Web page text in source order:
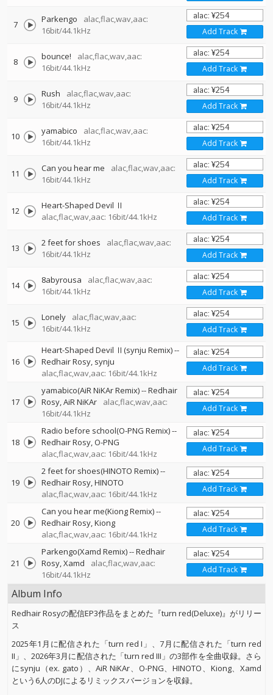
7 Parkengo
alac,flac,wav,aac:
16bit/44.1kHz
Add Track
8 bounce!
alac,flac,wav,aac:
16bit/44.1kHz
Add Track
9 Rush
alac,flac,wav,aac:
16bit/44.1kHz
Add Track
10 yamabico
alac,flac,wav,aac:
16bit/44.1kHz
Add Track
11 Can you hear me
alac,flac,wav,aac:
16bit/44.1kHz
Add Track
12
Heart-Shaped Devil Ⅱ
alac,flac,wav,aac: 16bit/44.1kHz
Add Track
13 2 feet for shoes
alac,flac,wav,aac:
16bit/44.1kHz
Add Track
14 8abyrousa
alac,flac,wav,aac:
16bit/44.1kHz
Add Track
15 Lonely
alac,flac,wav,aac:
16bit/44.1kHz
Add Track
16
Heart-Shaped Devil Ⅱ(synju Remix)--
Redhair Rosy synju
alac,flac,wav,aac: 16bit/44.1kHz
Add Track
17
yamabico(AiR NiKAr Remix)--Redhair
Rosy AiR NiKAr
alac,flac,wav,aac:
16bit/44.1kHz
Add Track
18
Radio before school(O-PNG Remix)--
Redhair Rosy O-PNG
alac,flac,wav,aac: 16bit/44.1kHz
Add Track
19
2 feet for shoes(HINOTO Remix)--
Redhair Rosy HINOTO
alac,flac,wav,aac: 16bit/44.1kHz
Add Track
20
Can you hear me(Kiong Remix)--
Redhair Rosy Kiong
alac,flac,wav,aac: 16bit/44.1kHz
Add Track
21
Parkengo(Xamd Remix)--Redhair
Rosy Xamd
alac,flac,wav,aac:
16bit/44.1kHz
Add Track
Album Info
Redhair Rosyの配信EP3作品をまとめた『turn red(Deluxe)』がリリー
ス
2025年1月に配信された「turn red I」、7月に配信された「turn red
II」、2026年3月に配信された「turn red III」の3部作を全曲収録。さら
にsynju（ex. gato）、AiR NiKAr、O-PNG、HINOTO、Kiong、Xamd
という6人のDJによるリミックスバージョンを収録。